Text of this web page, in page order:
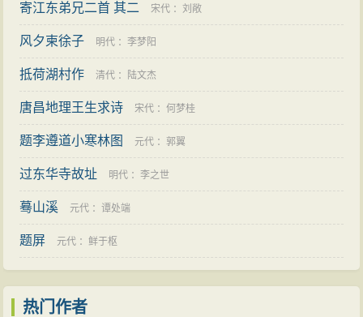
寄江东弟兄二首 其二 宋代 ：刘敞
风夕柬徐子 明代 ：李梦阳
抵荷湖村作 清代 ： 陆文杰
唐昌地理王生求诗 宋代 ：何梦桂
题李遵道小寒林图 元代 ：郭翼
过东华寺故址 明代 ：李之世
蓦山溪 元代 ：谭处端
题屏 元代 ：鲜于枢
热门作者